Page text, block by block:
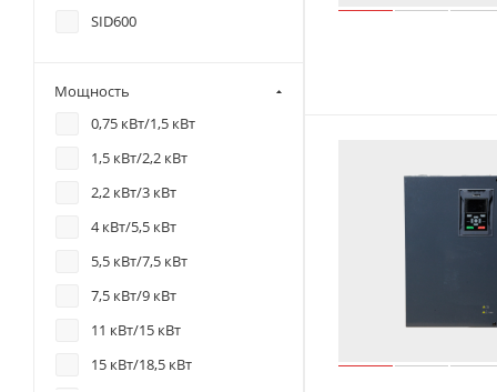
SID600
Мощность
0,75 кВт/1,5 кВт
1,5 кВт/2,2 кВт
2,2 кВт/3 кВт
4 кВт/5,5 кВт
5,5 кВт/7,5 кВт
7,5 кВт/9 кВт
11 кВт/15 кВт
15 кВт/18,5 кВт